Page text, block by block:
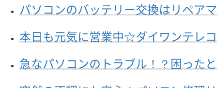
パソコンのバッテリー交換はリペア
本日も元気に営業中☆ダイワンテレ
急なパソコンのトラブル！？困った